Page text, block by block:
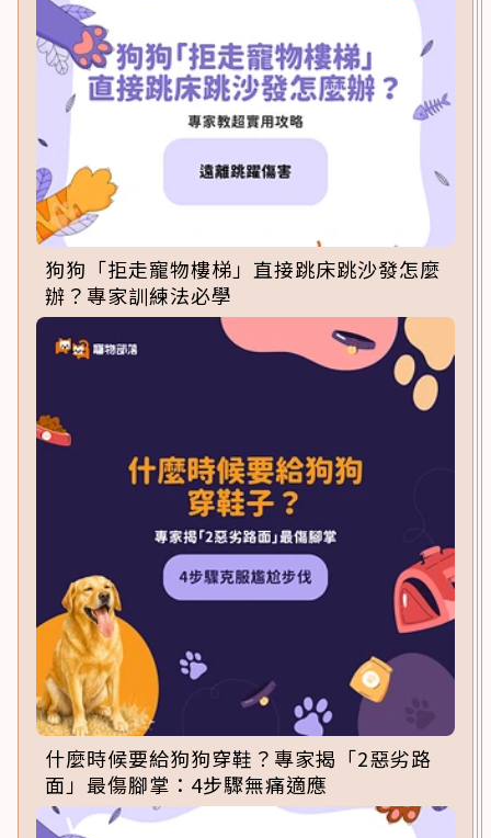
狗狗「拒走寵物樓梯」直接跳床跳沙發怎麼
辦？專家訓練法必學
什麼時候要給狗狗穿鞋？專家揭「2惡劣路
面」最傷腳掌：4步驟無痛適應